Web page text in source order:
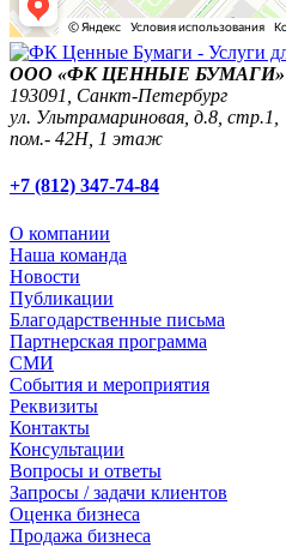
ООО «ФК ЦЕННЫЕ БУМАГИ»
193091, Санкт-Петербург
ул. Ультрамариновая, д.8, стр.1,
пом.- 42Н, 1 этаж
+7 (812) 347-74-84
О компании
Наша команда
Новости
Публикации
Благодарственные письма
Партнерская программа
СМИ
События и мероприятия
Реквизиты
Контакты
Консультации
Вопросы и ответы
Запросы / задачи клиентов
Оценка бизнеса
Продажа бизнеса